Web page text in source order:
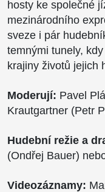
hosty ke společné
mezinárodního
sveze i pár
temnými tunely,
krajiny životů jejich
Moderují: Pavel
Krautgartner (Petr
Hudební režie a
(Ondřej Bauer)
Videozáznamy: